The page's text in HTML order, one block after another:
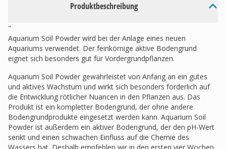
Produktbeschreibung
"
Aquarium Soil Powder wird bei der Anlage eines neuen
Aquariums verwendet. Der feinkörnige aktive Bodengrund
eignet sich besonders gut für Vordergrundpflanzen.
Aquarium Soil Powder gewährleistet von Anfang an ein gutes
und aktives Wachstum und wirkt sich besonders förderlich auf
die Entwicklung rötlicher Nuancen in den Pflanzen aus. Das
Produkt ist ein kompletter Bodengrund, der ohne andere
Bodengrundprodukte eingesetzt werden kann. Aquarium Soil
Powder ist außerdem ein aktiver Bodengrund, der den pH-Wert
senkt und einen schwachen Einfluss auf die Chemie des